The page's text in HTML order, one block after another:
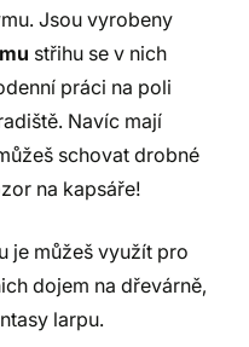
Jsou vyrobeny
střihu se v nich
práci na poli
Navíc mají
schovat drobné
na kapsáře!
je můžeš využít pro
dojem na dřevárně,
larpu.